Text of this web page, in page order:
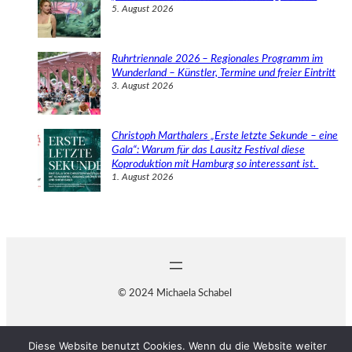
5. August 2026
Ruhrtriennale 2026 – Regionales Programm im
Wunderland – Künstler, Termine und freier Eintritt
3. August 2026
Christoph Marthalers „Erste letzte Sekunde – eine
Gala“: Warum für das Lausitz Festival diese
Koproduktion mit Hamburg so interessant ist.
1. August 2026
© 2024 Michaela Schabel
Diese Website benutzt Cookies. Wenn du die Website weiter